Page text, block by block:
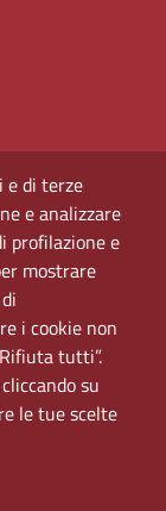
e di terze
e analizzare
profilazione e
mostrare
i cookie non
tutti”.
su
le tue scelte